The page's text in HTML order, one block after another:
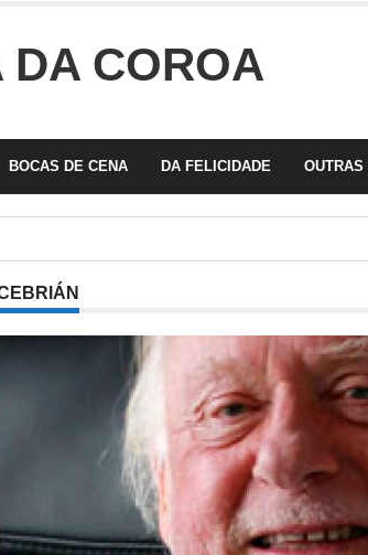
-Jorge Rodrigues conversa com Olga Roriz
DA COROA
BOCAS DE CENA DA FELICIDADE OUTRAS